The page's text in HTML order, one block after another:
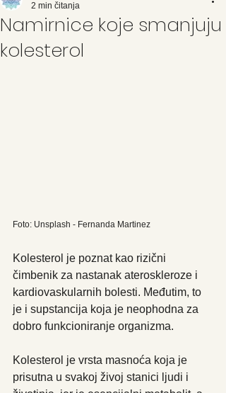
Namirnice koje smanjuju
kolesterol
2 min čitanja
Foto: Unsplash - Fernanda Martinez
Kolesterol je poznat kao rizični
čimbenik za nastanak ateroskleroze i
kardiovaskularnih bolesti. Međutim, to
je i supstancija koja je neophodna za
dobro funkcioniranje organizma.
Kolesterol je vrsta masnoća koja je
prisutna u svakoj živoj stanici ljudi i